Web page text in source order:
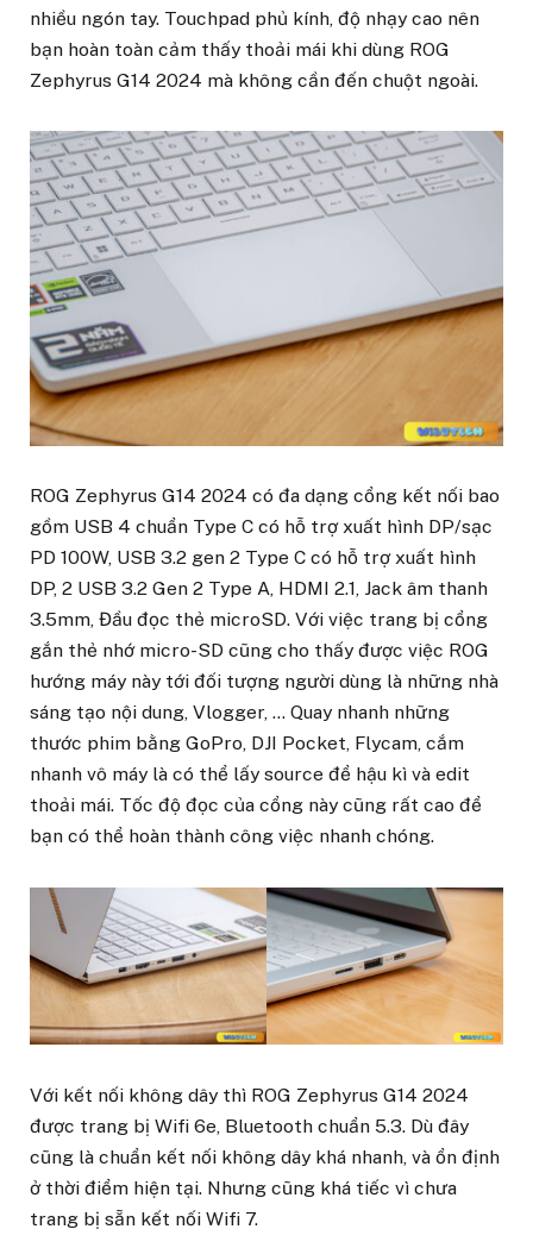
nhiều ngón tay. Touchpad phủ kính, độ nhạy cao nên
bạn hoàn toàn cảm thấy thoải mái khi dùng ROG
Zephyrus G14 2024 mà không cần đến chuột ngoài.
ROG Zephyrus G14 2024 có đa dạng cổng kết nối bao
gồm USB 4 chuẩn Type C có hỗ trợ xuất hình DP/sạc
PD 100W, USB 3.2 gen 2 Type C có hỗ trợ xuất hình
DP, 2 USB 3.2 Gen 2 Type A, HDMI 2.1, Jack âm thanh
3.5mm, Đầu đọc thẻ microSD. Với việc trang bị cổng
gắn thẻ nhớ micro-SD cũng cho thấy được việc ROG
hướng máy này tới đối tượng người dùng là những nhà
sáng tạo nội dung, Vlogger, … Quay nhanh những
thước phim bằng GoPro, DJI Pocket, Flycam, cắm
nhanh vô máy là có thể lấy source để hậu kì và edit
thoải mái. Tốc độ đọc của cổng này cũng rất cao để
bạn có thể hoàn thành công việc nhanh chóng.
Với kết nối không dây thì ROG Zephyrus G14 2024
được trang bị Wifi 6e, Bluetooth chuẩn 5.3. Dù đây
cũng là chuẩn kết nối không dây khá nhanh, và ổn định
ở thời điểm hiện tại. Nhưng cũng khá tiếc vì chưa
trang bị sẵn kết nối Wifi 7.